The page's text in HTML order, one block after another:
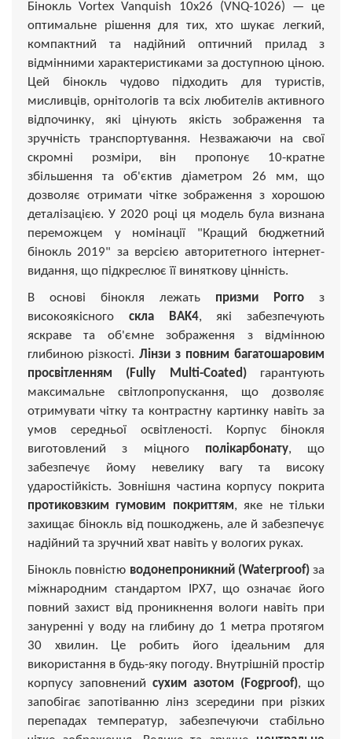
Бінокль Vortex Vanquish 10x26 (VNQ-1026) — це
оптимальне рішення для тих, хто шукає легкий,
компактний та надійний оптичний прилад з
відмінними характеристиками за доступною ціною.
Цей бінокль чудово підходить для туристів,
мисливців, орнітологів та всіх любителів активного
відпочинку, які цінують якість зображення та
зручність транспортування. Незважаючи на свої
скромні розміри, він пропонує 10-кратне
збільшення та об'єктив діаметром 26 мм, що
дозволяє отримати чітке зображення з хорошою
деталізацією. У 2020 році ця модель була визнана
переможцем у номінації "Кращий бюджетний
бінокль 2019" за версією авторитетного інтернет-
видання, що підкреслює її виняткову цінність.
В основі бінокля лежать призми Porro з
високоякісного скла BAK4, які забезпечують
яскраве та об'ємне зображення з відмінною
глибиною різкості. Лінзи з повним багатошаровим
просвітленням (Fully Multi-Coated)гарантують
максимальне світлопропускання, що дозволяє
отримувати чітку та контрастну картинку навіть за
умов середньої освітленості. Корпус бінокля
виготовлений з міцного полікарбонату, що
забезпечує йому невелику вагу та високу
ударостійкість. Зовнішня частина корпусу покрита
протиковзким гумовим покриттям, яке не тільки
захищає бінокль від пошкоджень, але й забезпечує
надійний та зручний хват навіть у вологих руках.
Бінокль повністю водонепроникний (Waterproof)за
міжнародним стандартом IPX7, що означає його
повний захист від проникнення вологи навіть при
зануренні у воду на глибину до 1 метра протягом
30 хвилин. Це робить його ідеальним для
використання в будь-яку погоду. Внутрішній простір
корпусу заповнений сухим азотом (Fogproof), що
запобігає запотіванню лінз зсередини при різких
перепадах температур, забезпечуючи стабільно